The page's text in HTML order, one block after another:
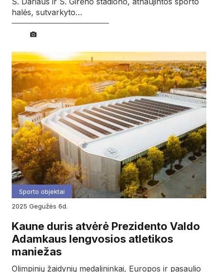
halės, sutvarkyto…
Sporto objektai
2025
gegužės 6d.
Kaune duris atvėrė Prezidento Valdo
Adamkaus lengvosios atletikos
maniežas
Olimpinių žaidynių medalininkai, Europos ir pasaulio